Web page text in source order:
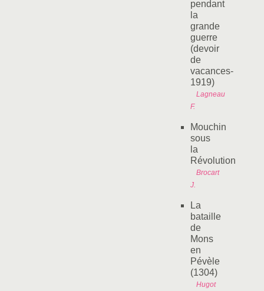
pendant
la
grande
guerre
(devoir
de
vacances-
1919)
Lagneau
F.
Mouchin
sous
la
Révolution
Brocart
J.
La
bataille
de
Mons
en
Pévèle
(1304)
Hugot